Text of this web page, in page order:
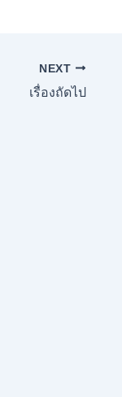
NEXT
เรื่องถัดไป